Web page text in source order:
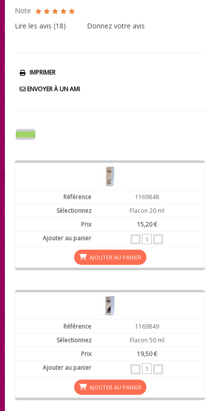
Note
Lire les avis (18) Donnez votre avis
IMPRIMER
ENVOYER À UN AMI
1169848
Flacon 20 ml
15,20 €
AJOUTER AU PANIER
1169849
Flacon 50 ml
19,50 €
AJOUTER AU PANIER